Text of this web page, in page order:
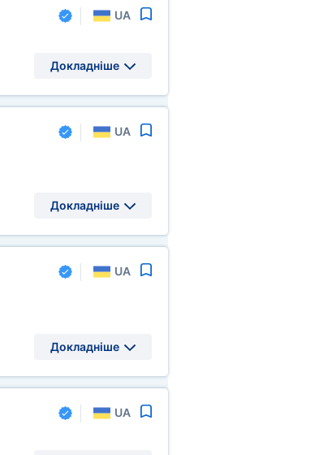
UA
Докладніше
UA
Докладніше
UA
Докладніше
UA